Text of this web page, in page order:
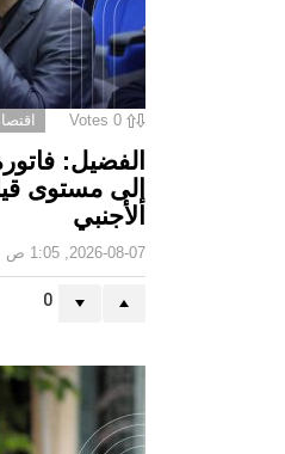
0
Votes
الفضيل:
إلى مستوى
الأجنبي
2026-08-07, 1:05 ص
0